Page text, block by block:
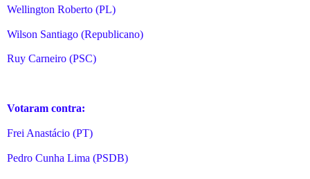
Wellington Roberto (PL)
Wilson Santiago (Republicano)
Ruy Carneiro (PSC)
Votaram contra:
Frei Anastácio (PT)
Pedro Cunha Lima (PSDB)